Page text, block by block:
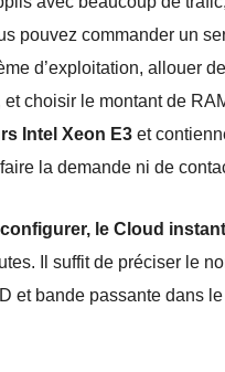
pouvez commander un
d’exploitation, allouer
choisir le montant de
Intel Xeon E3 et
la demande ni de
le Cloud
Il suffit de préciser le
et bande passante dans